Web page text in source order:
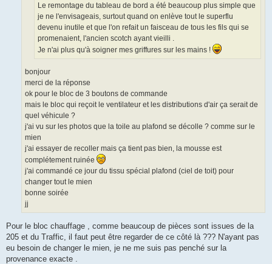
Le remontage du tableau de bord a été beaucoup plus simple que
je ne l'envisageais, surtout quand on enlève tout le superflu
devenu inutile et que l'on refait un faisceau de tous les fils qui se
promenaient, l'ancien scotch ayant vieilli .
Je n'ai plus qu'à soigner mes griffures sur les mains !
bonjour
merci de la réponse
ok pour le bloc de 3 boutons de commande
mais le bloc qui reçoit le ventilateur et les distributions d'air ça serait de
quel véhicule ?
j'ai vu sur les photos que la toile au plafond se décolle ? comme sur le
mien
j'ai essayer de recoller mais ça tient pas bien, la mousse est
complétement ruinée
j'ai commandé ce jour du tissu spécial plafond (ciel de toit) pour
changer tout le mien
bonne soirée
jj
Pour le bloc chauffage , comme beaucoup de pièces sont issues de la
205 et du Traffic, il faut peut être regarder de ce côté là ??? N'ayant pas
eu besoin de changer le mien, je ne me suis pas penché sur la
provenance exacte .